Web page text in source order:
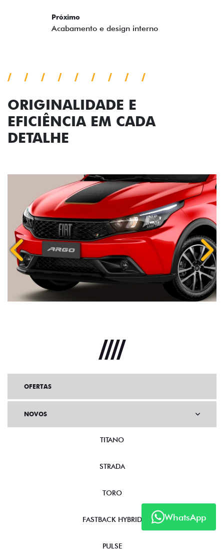
ORIGINALIDADE E
EFICIÊNCIA EM CADA
DETALHE
Anterior
WhatsApp
OFERTAS
NOVOS
TITANO
STRADA
TORO
FASTBACK HYBRID
PULSE